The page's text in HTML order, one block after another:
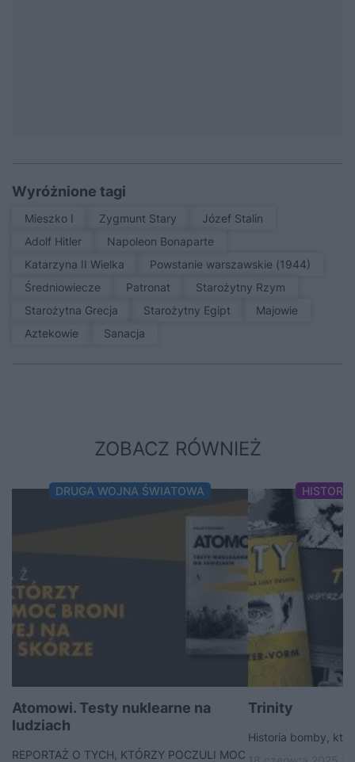
Wyróżnione tagi
Mieszko I Zygmunt Stary
Józef Stalin
Adolf Hitler
Napoleon Bonaparte
Katarzyna II Wielka
Powstanie warszawskie (1944)
średniowiecze
patronat
Starożytny Rzym
Starożytna Grecja
Starożytny Egipt
Majowie
Aztekowie
sanacja
ZOBACZ RÓWNIEŻ
DRUGA WOJNA ŚWIATOWA
Atomowi. Testy nuklearne na
ludziach
REPORTAŻ O TYCH, KTÓRZY POCZULI MOC
Trinity
Historia bomby,